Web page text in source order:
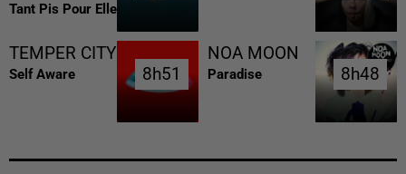
Tant Pis Pour Elle
TEMPER CITY
Self Aware 8h51
8h51
NOA MOON
Paradise 8h48
8h48